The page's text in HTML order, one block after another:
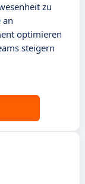
zu
an
optimieren
steigern